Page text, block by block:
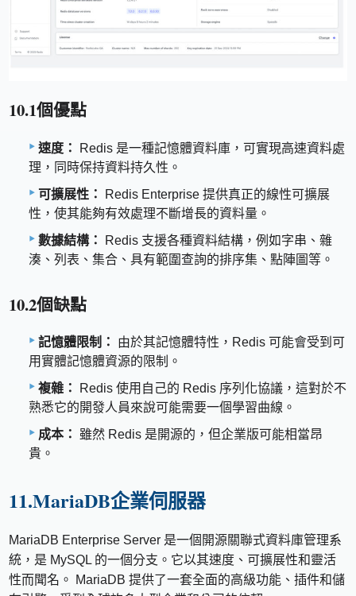
10.1個優點
速度：
Redis 是一種記憶體資料庫，可實現高速資料處
理，同時保持資料持久性。
可擴展性：
Redis Enterprise 提供真正的線性可擴展
性，使其能夠有效處理不斷增長的資料量。
數據結構：
Redis 支援各種資料結構，例如字串、雜
湊、列表、集合、具有範圍查詢的排序集、點陣圖等。
10.2個缺點
記憶體限制：
由於其記憶體特性，Redis 可能會受到可
用實體記憶體資源的限制。
複雜：
Redis 使用自己的 Redis 序列化協議，這對於不
熟悉它的開發人員來說可能需要一個學習曲線。
成本：
雖然 Redis 是開源的，但企業版可能相當昂
貴。
11.MariaDB企業伺服器
MariaDB Enterprise Server 是一個開源關聯式資料庫管理系
統，是 MySQL 的一個分支。它以其速度、可擴展性和靈活
性而聞名。 MariaDB 提供了一套全面的高級功能、插件和儲